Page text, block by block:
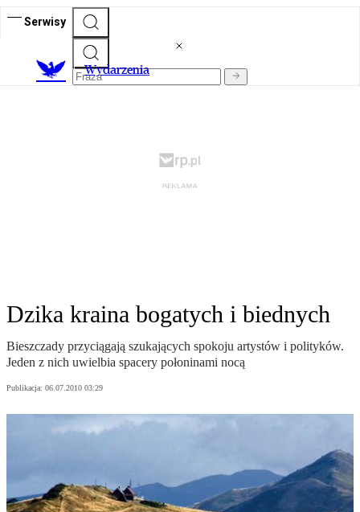
Serwisy
Wydarzenia
Dzika kraina bogatych i biednych
Bieszczady przyciągają szukających spokoju artystów i polityków.
Jeden z nich uwielbia spacery połoninami nocą
Publikacja: 06.07.2010 03:29